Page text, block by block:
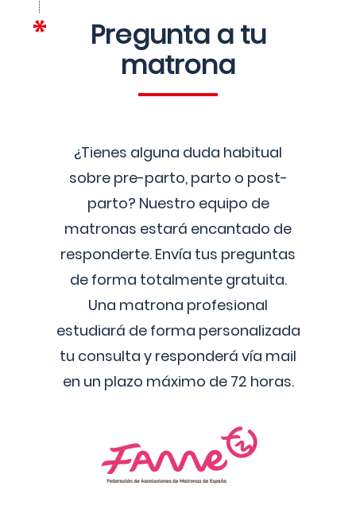
Pregunta a tu
matrona
¿Tienes alguna duda habitual
sobre pre-parto, parto o post-
parto? Nuestro equipo de
matronas estará encantado de
responderte. Envía tus preguntas
de forma totalmente gratuita.
Una matrona profesional
estudiará de forma personalizada
tu consulta y responderá vía mail
en un plazo máximo de 72 horas.